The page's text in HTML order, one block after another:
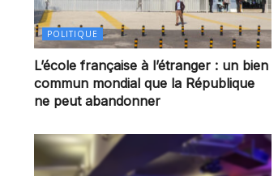
POLITIQUE
L’école française à l’étranger : un bien
commun mondial que la République
ne peut abandonner